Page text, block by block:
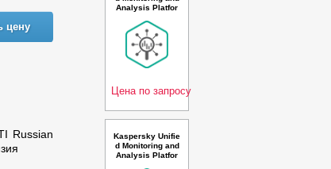
цену
Russian
Analysis Platfor
ompatible Russi
an Edition. 20-24
* 100 events per
second 1 year B
ase Premium Lic
Цена по запросу
Kaspersky Unifie
d Monitoring and
Analysis Platfor